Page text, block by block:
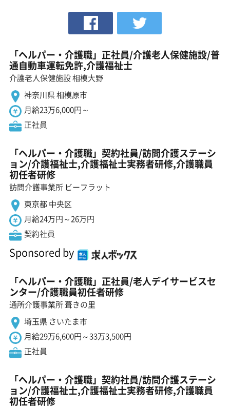
「ヘルパー・介護職」正社員/介護老人保健施設/普
通自動車運転免許,介護福祉士
介護老人保健施設 相模大野
神奈川県 相模原市
月給23万6,000円～
正社員
「ヘルパー・介護職」契約社員/訪問介護ステーシ
ョン/介護福祉士,介護福祉士実務者研修,介護職員
初任者研修
訪問介護事業所 ビーフラット
東京都 中央区
月給24万円～26万円
契約社員
Sponsored by
「ヘルパー・介護職」正社員/老人デイサービスセ
ンター/介護職員初任者研修
通所介護事業所 葺きの里
埼玉県 さいたま市
月給29万6,600円～33万3,500円
正社員
「ヘルパー・介護職」契約社員/訪問介護ステーシ
ョン/介護福祉士,介護福祉士実務者研修,介護職員
初任者研修